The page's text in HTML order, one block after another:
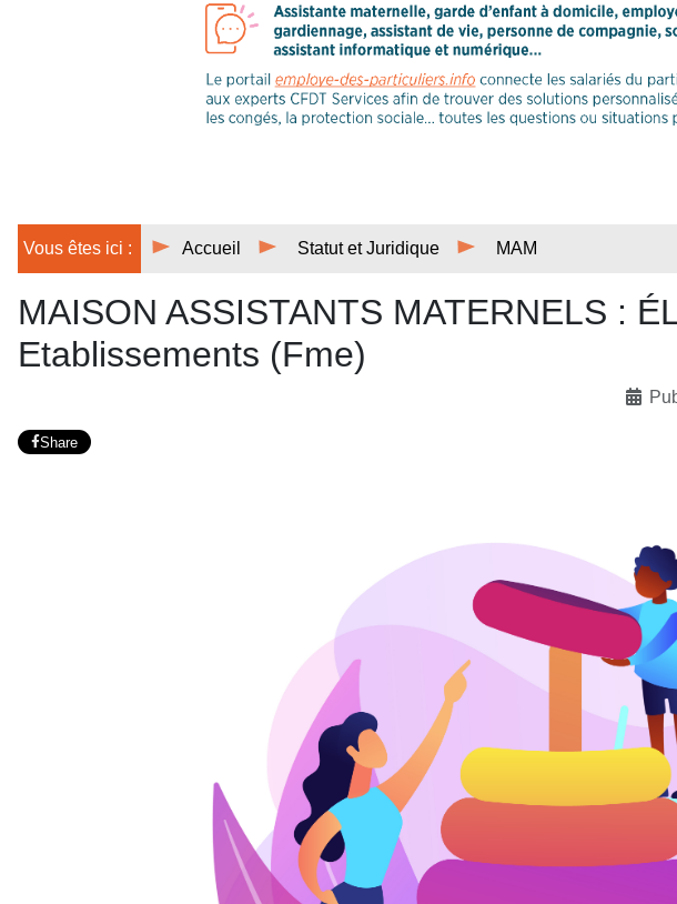
Vous êtes ici : Accueil Statut et Juridique MAM
MAISON ASSISTANTS MATERNELS :
Etablissements (Fme)
Share